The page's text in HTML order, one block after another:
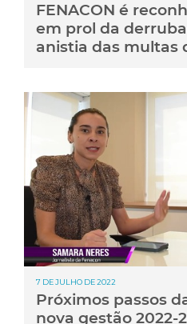
FENACON é
em prol da
anistia das multas
7 DE JULHO DE 2022
Próximos passos
nova gestão 2022-